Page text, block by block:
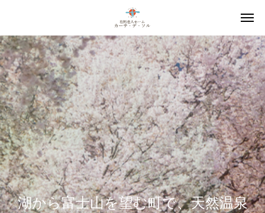
湖から富士山を望む町で、天然温泉